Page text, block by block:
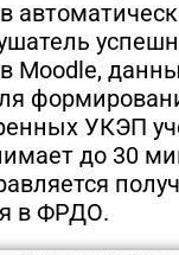
Moodle,
УКЭП
до 30
в ФРДО.